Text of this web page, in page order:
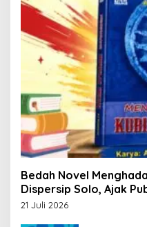
Bedah Novel
Dispersip Solo, Ajak
Leluhur Nusantara
21 Juli 2026